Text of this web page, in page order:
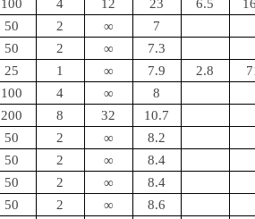
100 4 12 23 6.5
50 2 ∞
7
50 2 ∞
7.3
25 1 ∞ 7.9 2.8
100 4 ∞
8
200 8 32
10.7
50 2 ∞
8.2
50 2 ∞
8.4
50 2 ∞
8.4
50 2 ∞
8.6